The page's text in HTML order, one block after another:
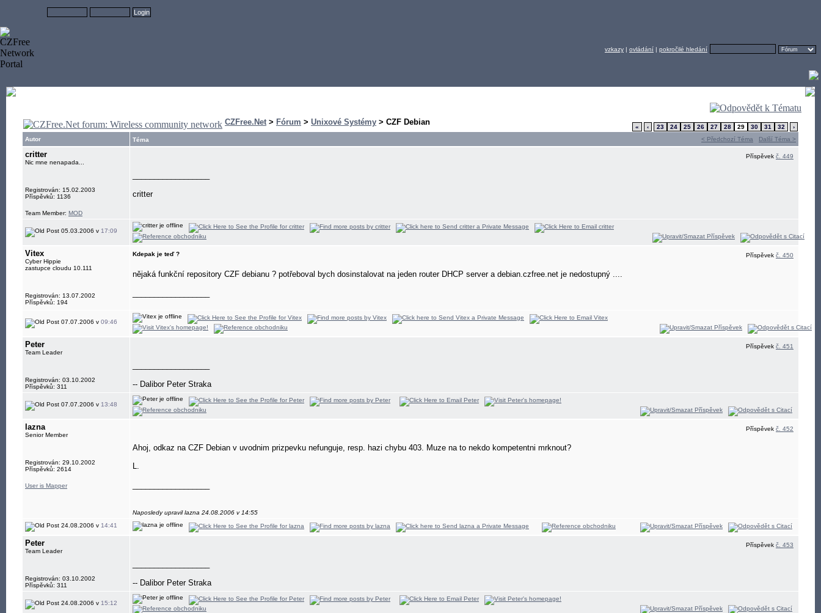
vzkazy | ovládání | pokročilé hledání
CZFree.Net > Fórum > Unixové Systémy > CZF Debian
« ‹ 23 24 25 26 27 28 29 30 31 32
›
Autor
Téma < Předchozí Téma Další Téma >
critter
Nic mne nenapada...
Registrován: 15.02.2003
Příspěvků: 1136
Team Member: MOD
Příspěvek č. 449
critter
05.03.2006 v 17:09
Vitex
Cyber Hippie
zastupce cloudu 10.111
Registrován: 13.07.2002
Příspěvků: 194
Kdepak je teď ? Příspěvek č. 450
nějaká funkční repository CZF debianu ? potřeboval bych dosinstalovat na jeden router DHCP server a debian.czfree.net je nedostupný ....
07.07.2006 v 09:46
Peter
Team Leader
Registrován: 03.10.2002
Příspěvků: 311
Příspěvek č. 451
-- Dalibor Peter Straka
07.07.2006 v 13:48
lazna
Senior Member
Registrován: 29.10.2002
Příspěvků: 2614
User is Mapper
Příspěvek č. 452
Ahoj, odkaz na CZF Debian v uvodnim prizpevku nefunguje, resp. hazi chybu 403. Muze na to nekdo kompetentni mrknout?
L.
Naposledy upravil lazna 24.08.2006 v 14:55
24.08.2006 v 14:41
Peter
Team Leader
Registrován: 03.10.2002
Příspěvků: 311
Příspěvek č. 453
-- Dalibor Peter Straka
24.08.2006 v 15:12